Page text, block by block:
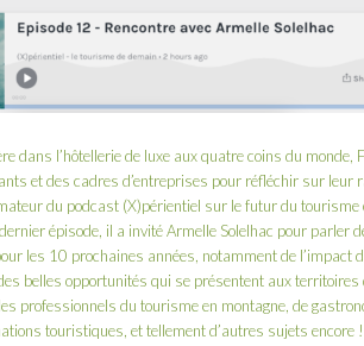
dans l’hôtellerie de luxe aux quatre coins du monde,
et des cadres d’entreprises pour réfléchir sur leur
du podcast (X)périentiel sur le futur du tourisme
épisode, il a invité Armelle Solelhac pour
les 10 prochaines années, notamment de
belles opportunités qui se présentent aux territoires
professionnels du tourisme en montagne, de
touristiques, et tellement d’autres sujets encore !